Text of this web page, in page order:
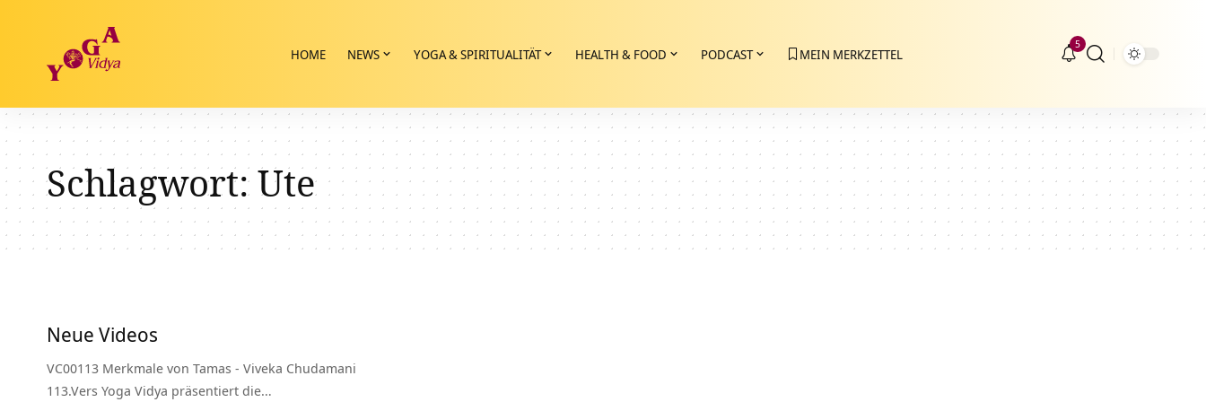
HOME NEWS YOGA & SPIRITUALITÄT HEALTH & FOOD PODCAST MEIN MERKZETTEL
5
Schlagwort:Ute
Neue Videos
VC00113 Merkmale von Tamas - Viveka Chudamani
113.Vers Yoga Vidya präsentiert die…